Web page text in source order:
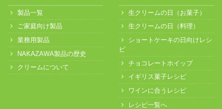
製品一覧
ご家庭向け製品
業務用製品
NAKAZAWA製品の歴史
クリームについて
生クリームの日（お菓子）
生クリームの日（料理）
ショートケーキの日向けレシ
ピ
チョコレートホイップ
イギリス菓子レシピ
ワインに合うレシピ
レシピ一覧へ